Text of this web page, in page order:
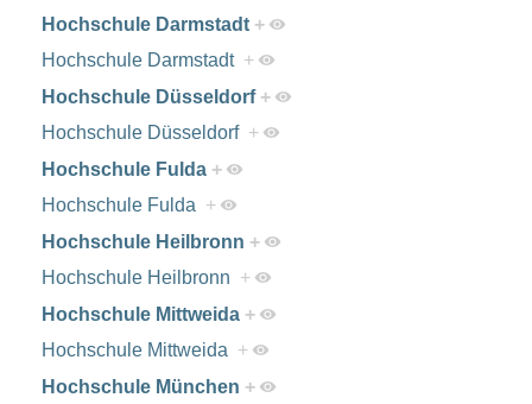
Hochschule Darmstadt +
Hochschule Darmstadt +
Hochschule Düsseldorf +
Hochschule Düsseldorf +
Hochschule Fulda +
Hochschule Fulda +
Hochschule Heilbronn +
Hochschule Heilbronn +
Hochschule Mittweida +
Hochschule Mittweida +
Hochschule München +